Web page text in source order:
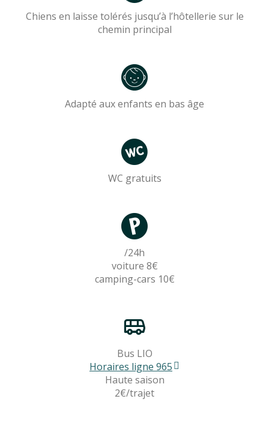
Chiens en laisse tolérés jusqu’à l’hôtellerie sur le
chemin principal
Adapté aux enfants en bas âge
WC gratuits
/24h
voiture 8€
camping-cars 10€
Bus LIO
Horaires ligne 965
Haute saison
2€/trajet